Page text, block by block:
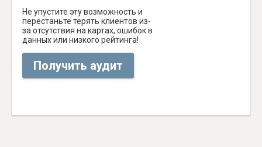
Не упустите эту возможность и
перестаньте терять клиентов из-
за отсутствия на картах, ошибок в
данных или низкого рейтинга!
Получить аудит